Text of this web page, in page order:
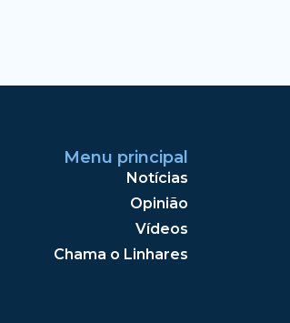
Menu principal
Notícias
Opinião
Vídeos
Chama o Linhares